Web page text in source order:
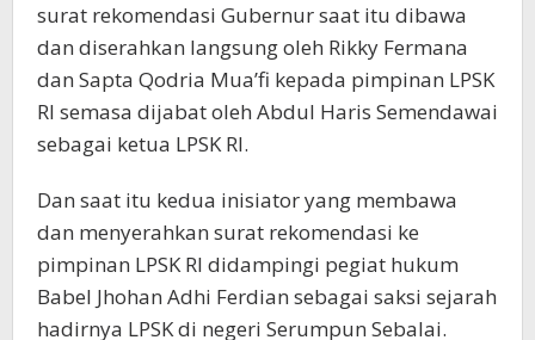
surat rekomendasi Gubernur saat itu dibawa
dan diserahkan langsung oleh Rikky Fermana
dan Sapta Qodria Mua’fi kepada pimpinan LPSK
RI semasa dijabat oleh Abdul Haris Semendawai
sebagai ketua LPSK RI.
Dan saat itu kedua inisiator yang membawa
dan menyerahkan surat rekomendasi ke
pimpinan LPSK RI didampingi pegiat hukum
Babel Jhohan Adhi Ferdian sebagai saksi sejarah
hadirnya LPSK di negeri Serumpun Sebalai.